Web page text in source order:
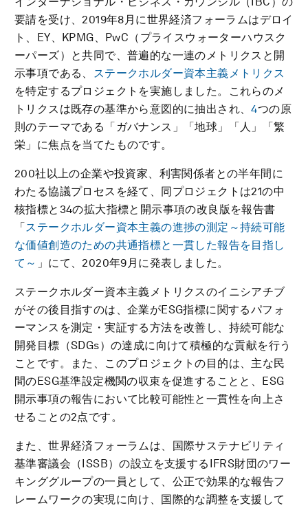
要請を受け、2019年8月に世界経済フォーラムはデロイ
ト、EY、KPMG、PwC（プライスウォーターハウスク
ーパーズ）と共同で、普遍的な一連のメトリクスと開
示事項である、 ステークホルダー資本主義メトリクス
を特定するプロジェクトを実施しました。これらのメ
トリクスは既存の基準から意図的に抽出され、4つの原
則のテーマである「ガバナンス」「地球」「人」「繁
栄」に焦点を当てたものです。
200社以上の企業や投資家、利害関係者との半年間に
わたる協議プロセスを経て、同プロジェクトは21の中
核指標と34の拡大指標と開示事項の改良版を報告書
「ステークホルダー資本主義の進捗の測定～持続可能
な価値創造のための共通指標と一貫した報告を目指し
て～ 」にて、2020年9月に発表しました。
ステークホルダー資本主義メトリクスのイニシアチブ
がその後目指すのは、企業がESG指標に関するパフォ
ーマンスを測定・実証する方法を改善し、持続可能な
開発目標（SDGs）の達成に向けて積極的な貢献を行う
ことです。また、このプロジェクトの目的は、主な民
間のESG基準設定機関の収束を促進することと、ESG
開示事項の報告において比較可能性と一貫性を向上さ
せることの2点です。
また、世界経済フォーラムは、国際サステナビリティ
基準審議会（ISSB）の設立を支援するIFRS財団のワー
キンググループの一員として、公正で効果的な報告フ
レームワークの実現に向け、国際的な調整を支援して